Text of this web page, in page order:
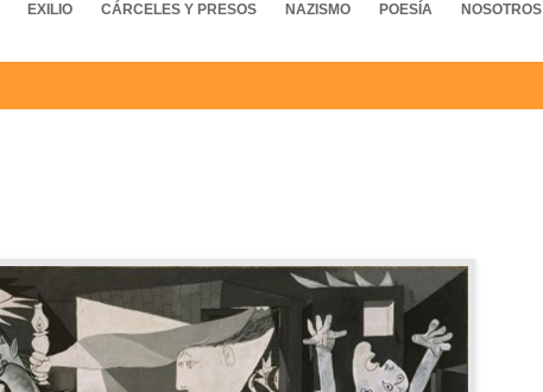
EXILIO CÁRCELES Y PRESOS NAZISMO POESÍA NOSOTROS